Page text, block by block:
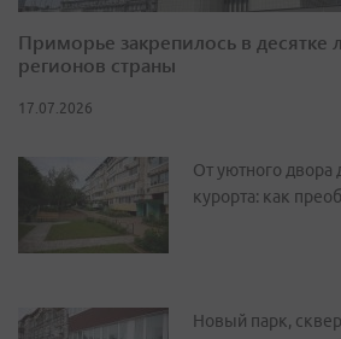
Приморье закрепилось в десятке
регионов страны
17.07.2026
От уютного
курорта: как
Новый парк,